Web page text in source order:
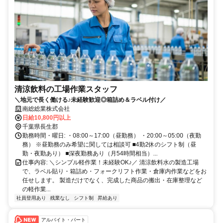
清涼飲料の工場作業スタッフ
＼地元で長く働ける♪未経験歓迎◎箱詰め＆ラベル付け／
南総総業株式会社
日給10,800円以上
千葉県長生郡
勤務時間・曜日: ・08:00～17:00（昼勤務） ・20:00～05:00（夜勤
務） ※昼勤務のみ希望に関しては相談可 ■4勤2休のシフト制（昼
勤・夜勤あり） ■深夜勤務あり（月54時間相当）...
仕事内容: ＼シンプル軽作業！未経験OK♪／ 清涼飲料水の製造工場
で、ラベル貼り・箱詰め・フォークリフト作業・倉庫内作業などをお
任せします。 製造だけでなく、完成した商品の搬出・在庫整理など
の軽作業...
社員登用あり 残業なし シフト制 昇給あり
アルバイト・パート